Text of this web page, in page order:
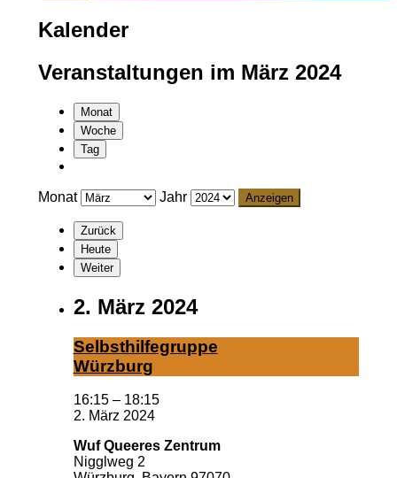
Kalender
Veranstaltungen im März 2024
Monat
Woche
Tag
Monat Jahr
Zurück
Heute
Weiter
2. März 2024
Selbst­hil­fe­grup­pe
Würz­burg
16:15 – 18:15
2. März 2024
Wuf Queeres Zentrum
Nigglweg 2